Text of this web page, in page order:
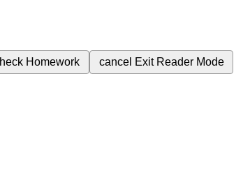
Homework cancel Exit Reader Mode